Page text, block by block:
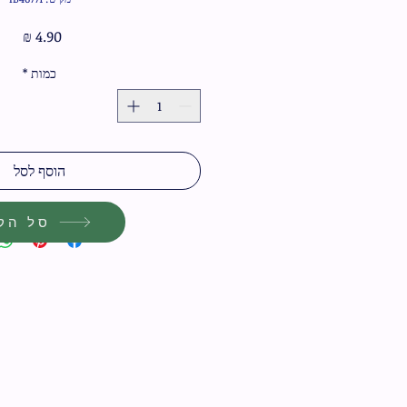
‏4.90 ‏₪
כמות *
הוסף לסל
סל